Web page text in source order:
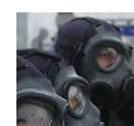
혼’]은 동구 사회주의권의 실제 실
사회주의 국가들은 성차별로부터
했고, 이 사회들에서 여성들의 이
취급되었기 때문이다. 마치 기득
서 연애 시절의 약속이 깨지는 것처